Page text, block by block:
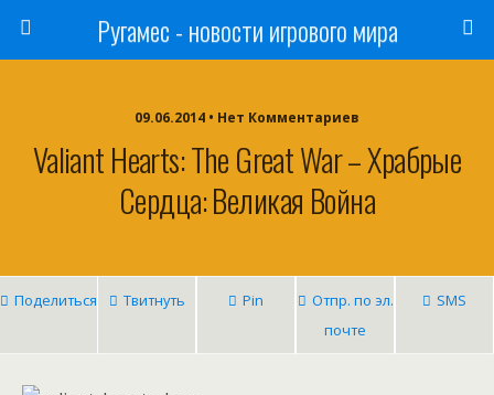
Ругамес - новости игрового мира
09.06.2014 • Нет Комментариев
Valiant Hearts: The Great War – Храбрые
Сердца: Великая Война
Поделиться Твитнуть Pin
Отпр. по эл.
почте
SMS